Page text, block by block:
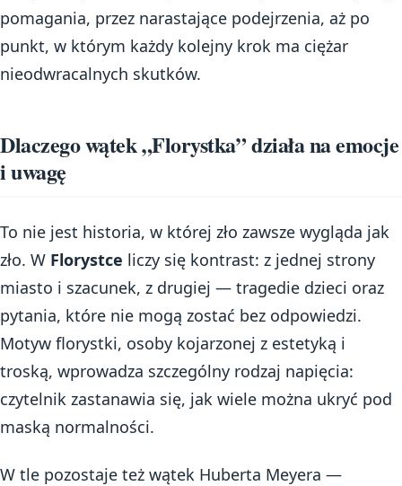
pomagania, przez narastające podejrzenia, aż po
punkt, w którym każdy kolejny krok ma ciężar
nieodwracalnych skutków.
Dlaczego wątek „Florystka” działa na emocje
i uwagę
To nie jest historia, w której zło zawsze wygląda jak
zło. W Florystce liczy się kontrast: z jednej strony
miasto i szacunek, z drugiej — tragedie dzieci oraz
pytania, które nie mogą zostać bez odpowiedzi.
Motyw florystki, osoby kojarzonej z estetyką i
troską, wprowadza szczególny rodzaj napięcia:
czytelnik zastanawia się, jak wiele można ukryć pod
maską normalności.
W tle pozostaje też wątek Huberta Meyera —